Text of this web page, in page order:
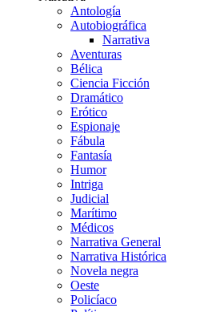
Antología
Autobiográfica
Narrativa
Aventuras
Bélica
Ciencia Ficción
Dramático
Erótico
Espionaje
Fábula
Fantasía
Humor
Intriga
Judicial
Marítimo
Médicos
Narrativa General
Narrativa Histórica
Novela negra
Oeste
Policíaco